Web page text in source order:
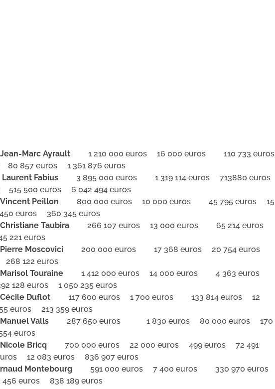
Marc Ayrault
1 210 000 euros 16 000 euros 110 733 euros
857 euros 1 361 876 euros
Fabius 3 895 000 euros 1 319 114 euros 713880 euros
500 euros 6 042 494 euros
Peillon
800 000 euros 10 000 euros 45 795 euros 15
euros 360 345 euros
Taubira
266 107 euros 13 000 euros 65 214 euros
221 euros
Moscovici
200 000 euros 17 368 euros 20 754 euros
122 euros
Touraine
1 412 000 euros 14 000 euros 4 363 euros
128 euros 1 050 235 euros
Duflot
117 600 euros 1 700 euros 133 814 euros 12
euros 213 359 euros
Valls 287 650 euros 1 830 euros 80 000 euros 170
euros
Bricq 700 000 euros 22 000 euros 499 euros 72 491
12 083 euros 836 907 euros
Montebourg 591 000 euros 7 400 euros 330 970 euros
euros 838 189 euros